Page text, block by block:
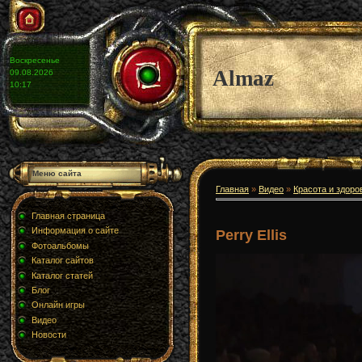
Воскресенье
09.08.2026
10:17
Almaz
Меню сайта
Главная страница
Информация о сайте
Фотоальбомы
Каталог сайтов
Каталог статей
Блог
Онлайн игры
Видео
Новости
Главная » Видео » Красота и
Perry Ellis